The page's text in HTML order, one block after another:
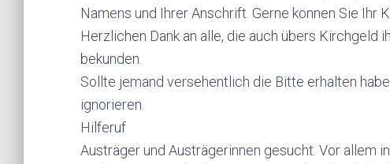
Namens und Ihrer Anschrift. Gerne können Sie Ihr
Herzlichen Dank an alle, die auch übers
bekunden.
Sollte jemand versehentlich die Bitte erhalten
ignorieren.
Hilferuf
Austräger und Austrägerinnen gesucht. Vor allem